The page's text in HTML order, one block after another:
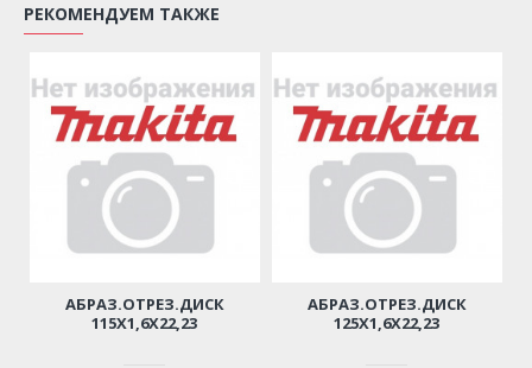
РЕКОМЕНДУЕМ ТАКЖЕ
АБРАЗ.ОТРЕЗ.ДИСК
115Х1,6Х22,23
АБРАЗ.ОТРЕЗ.ДИСК
125Х1,6Х22,23